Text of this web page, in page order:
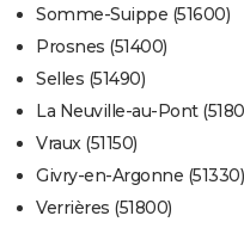
Somme-Suippe (51600)
Prosnes (51400)
Selles (51490)
La Neuville-au-Pont
Vraux (51150)
Givry-en-Argonne (51330)
Verrières (51800)